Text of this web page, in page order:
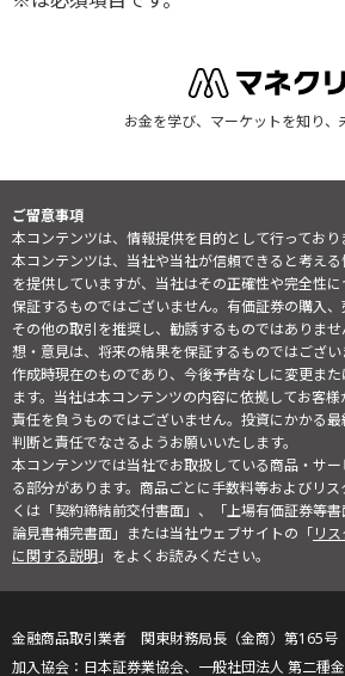
お金を学び、マーケットを知り、
ご留意事項
本コンテンツは、情報提供を目的として行っており
本コンテンツは、当社や当社が信頼できると考え
を提供していますが、当社はその正確性や完全性
保証するものではございません。有価証券の購入、
その他の取引を推奨し、勧誘するものではありま
想・意見は、将来の結果を保証するものではござ
作成時現在のものであり、今後予告なしに変更ま
ます。当社は本コンテンツの内容に依拠してお客
責任を負うものではございません。投資にかかる
判断と責任でなさるようお願いいたします。
本コンテンツでは当社でお取扱している商品・サ
る部分があります。商品ごとに手数料等およびリ
くは「契約締結前交付書面」、「上場有価証券等
論見書補完書面」または当社ウェブサイトの「リ
に関する説明」をよくお読みください。
金融商品取引業者 関東財務局長（金商）第165号
日本証券業協会、一般社団法人 第二種